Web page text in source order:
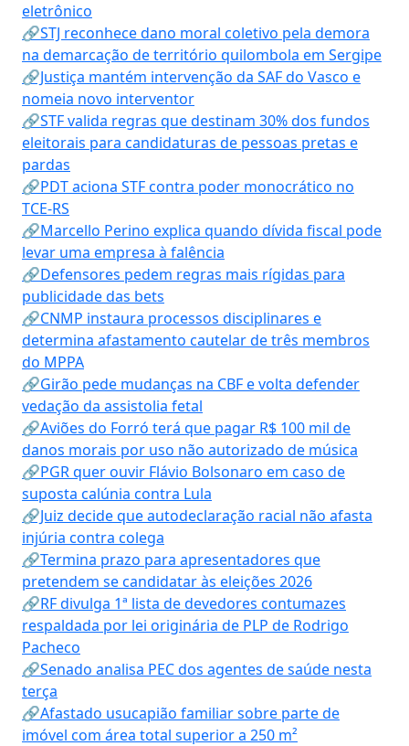
eletrônico
🔗STJ reconhece dano moral coletivo pela demora
na demarcação de território quilombola em Sergipe
🔗Justiça mantém intervenção da SAF do Vasco e
nomeia novo interventor
🔗STF valida regras que destinam 30% dos fundos
eleitorais para candidaturas de pessoas pretas e
pardas
🔗PDT aciona STF contra poder monocrático no
TCE-RS
🔗Marcello Perino explica quando dívida fiscal pode
levar uma empresa à falência
🔗Defensores pedem regras mais rígidas para
publicidade das bets
🔗CNMP instaura processos disciplinares e
determina afastamento cautelar de três membros
do MPPA
🔗Girão pede mudanças na CBF e volta defender
vedação da assistolia fetal
🔗Aviões do Forró terá que pagar R$ 100 mil de
danos morais por uso não autorizado de música
🔗PGR quer ouvir Flávio Bolsonaro em caso de
suposta calúnia contra Lula
🔗Juiz decide que autodeclaração racial não afasta
injúria contra colega
🔗Termina prazo para apresentadores que
pretendem se candidatar às eleições 2026
🔗RF divulga 1ª lista de devedores contumazes
respaldada por lei originária de PLP de Rodrigo
Pacheco
🔗Senado analisa PEC dos agentes de saúde nesta
terça
🔗Afastado usucapião familiar sobre parte de
imóvel com área total superior a 250 m²